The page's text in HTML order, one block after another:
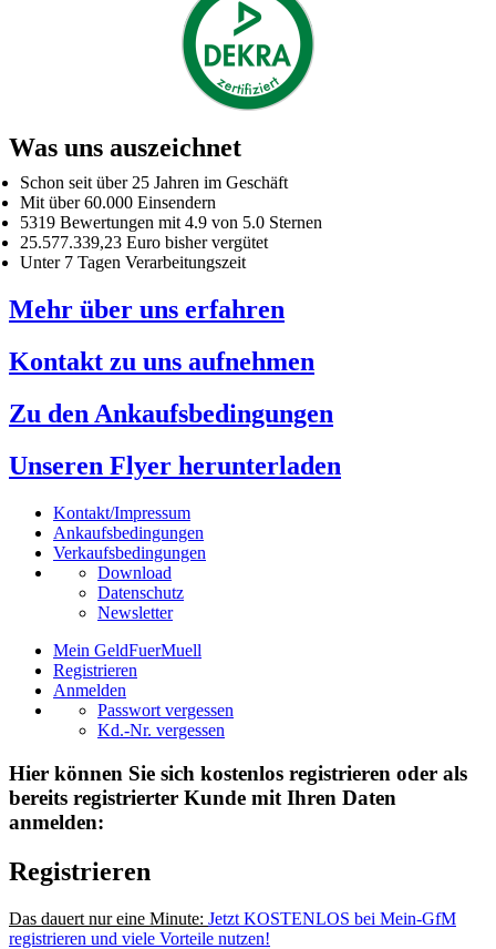
Was uns auszeichnet
Schon seit über 25 Jahren im Geschäft
Mit über 60.000 Einsendern
5319 Bewertungen mit 4.9 von 5.0 Sternen
25.577.339,23 Euro bisher vergütet
Unter 7 Tagen Verarbeitungszeit
Mehr über uns erfahren
Kontakt zu uns aufnehmen
Zu den Ankaufsbedingungen
Unseren Flyer herunterladen
Kontakt/Impressum
Ankaufsbedingungen
Verkaufsbedingungen
Download
Datenschutz
Newsletter
Mein GeldFuerMuell
Registrieren
Anmelden
Passwort vergessen
Kd.-Nr. vergessen
Hier können Sie sich kostenlos registrieren oder als
bereits registrierter Kunde mit Ihren Daten
anmelden:
Registrieren
Das dauert nur eine Minute: Jetzt KOSTENLOS bei Mein-GfM
registrieren und viele Vorteile nutzen!